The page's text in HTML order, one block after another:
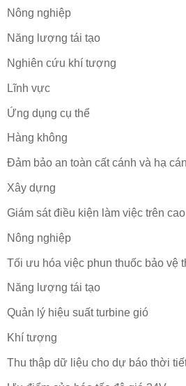
Nông nghiệp
Năng lượng tái tạo
Nghiên cứu khí tượng
Lĩnh vực
Ứng dụng cụ thể
Hàng không
Đảm bảo an toàn cất cánh và hạ
Xây dựng
Giám sát điều kiện làm việc trên cao
Nông nghiệp
Tối ưu hóa việc phun thuốc bảo vệ
Năng lượng tái tạo
Quản lý hiệu suất turbine gió
Khí tượng
Thu thập dữ liệu cho dự báo thời